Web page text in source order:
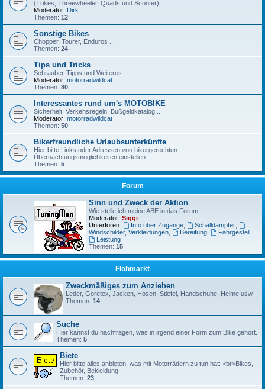
(Trikes, Threewheeler, Quads und Scooter)
Moderator: Dirk
Themen: 12
Sonstige Bikes
Chopper, Tourer, Enduros ...
Themen: 24
Tips und Tricks
Schrauber-Tipps und Weiteres
Moderator: motorradwildcat
Themen: 80
Interessantes rund um's MOTOBIKE
Sicherheit, Verkehsregeln, Bußgeldkatalog...
Moderator: motorradwildcat
Themen: 50
Bikerfreundliche Urlaubsunterkünfte
Hier bitte Links oder Adressen von bikergerechten
Übernachtungsmöglichkeiten einstellen
Themen: 5
Forum
Sinn und Zweck der Aktion
Wie stelle ich meine ABE in das Forum
Moderator: Siggi
Unterforen:
Info über Zugänge, Schalldämpfer,
Windschilder, Verkleidungen
Bereifung, Fahrgestell,
Leistung
Themen: 15
Flohmarkt
Zweckmäßiges zum Anziehen
Leder, Goretex, Jacken, Hosen, Stiefel, Handschuhe, Helme usw.
Themen: 14
Suche
Hier kannst du nachfragen, was in irgend einer Form zum Bike gehört.
Themen: 5
Biete
Hier bitte alles anbieten, was mit Motorrädern zu tun hat: <br>Bikes,
Zubehör, Bekleidung
Themen: 23